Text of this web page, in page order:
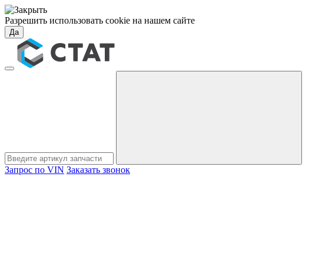
Разрешить использовать cookie на нашем сайте
Да
Запрос по VIN Заказать звонок